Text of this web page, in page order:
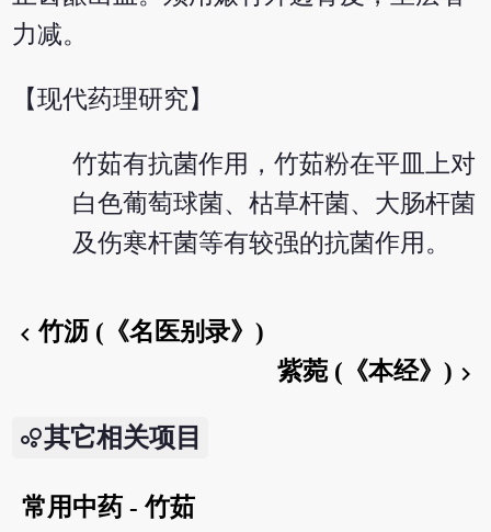
力减。
【现代药理研究】
竹茹有抗菌作用，竹茹粉在平皿上对
白色葡萄球菌、枯草杆菌、大肠杆菌
及伤寒杆菌等有较强的抗菌作用。
chevron_left竹沥 (《名医别录》)
紫菀 (《本经》) chevron_right
其它相关项目
常用中药 - 竹茹